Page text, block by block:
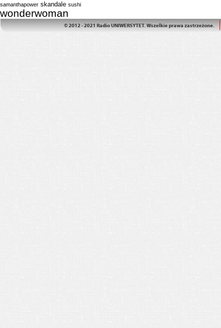
samanthapower skandale sushi
wonderwoman
© 2012 - 2021 Radio UNIWERSYTET. Wszelkie prawa zastrzeżone.